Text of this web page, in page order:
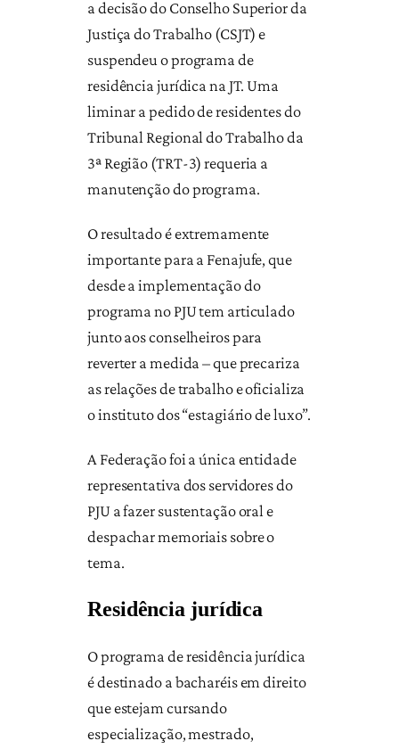
a decisão do Conselho Superior da
Justiça do Trabalho (CSJT) e
suspendeu o programa de
residência jurídica na JT. Uma
liminar a pedido de residentes do
Tribunal Regional do Trabalho da
3ª Região (TRT-3) requeria a
manutenção do programa.
O resultado é extremamente
importante para a Fenajufe, que
desde a implementação do
programa no PJU tem articulado
junto aos conselheiros para
reverter a medida – que precariza
as relações de trabalho e oficializa
o instituto dos “estagiário de luxo”.
A Federação foi a única entidade
representativa dos servidores do
PJU a fazer sustentação oral e
despachar memoriais sobre o
tema.
Residência jurídica
O programa de residência jurídica
é destinado a bacharéis em direito
que estejam cursando
especialização, mestrado,